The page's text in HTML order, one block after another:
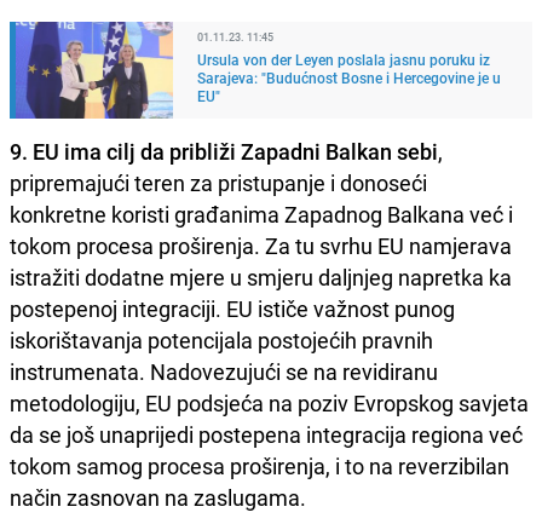
01.11.23. 11:45
Ursula von der Leyen poslala jasnu poruku iz
Sarajeva: "Budućnost Bosne i Hercegovine je u
EU"
9. EU ima cilj da približi Zapadni Balkan sebi,
pripremajući teren za pristupanje i donoseći
konkretne koristi građanima Zapadnog Balkana već i
tokom procesa proširenja. Za tu svrhu EU namjerava
istražiti dodatne mjere u smjeru daljnjeg napretka ka
postepenoj integraciji. EU ističe važnost punog
iskorištavanja potencijala postojećih pravnih
instrumenata. Nadovezujući se na revidiranu
metodologiju, EU podsjeća na poziv Evropskog savjeta
da se još unaprijedi postepena integracija regiona već
tokom samog procesa proširenja, i to na reverzibilan
način zasnovan na zaslugama.